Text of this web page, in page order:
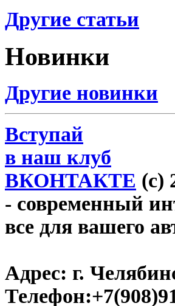
Другие статьи
Новинки
Другие новинки
Вступай
в наш клуб
ВКОНТАКТЕ (c)
- современный
все для вашего
Адрес: г.
Телефон: